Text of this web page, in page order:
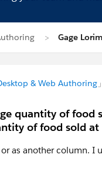
Gage
& Web Authoring
quantity of food
of food sold at
as another column. I